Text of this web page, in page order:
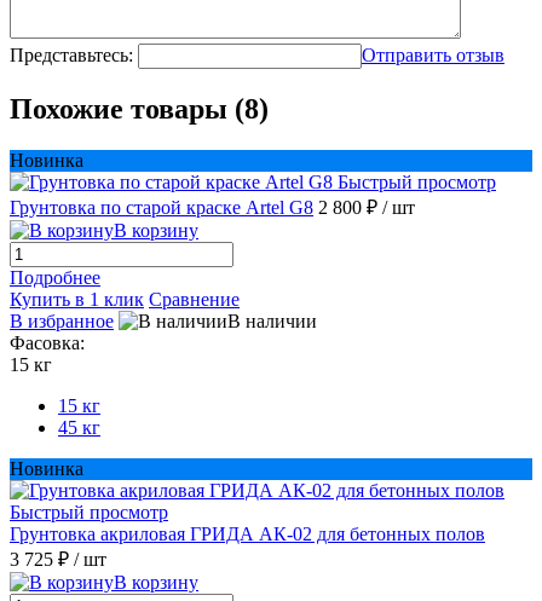
Представьтесь: Отправить отзыв
Похожие товары (8)
Новинка
Быстрый просмотр
Грунтовка по старой краске Artel G8 2 800 ₽ / шт
В корзину
Подробнее
Купить в 1 клик Сравнение
В избранное
В наличии
Фасовка:
15 кг
15 кг
45 кг
Новинка
Быстрый просмотр
Грунтовка акриловая ГРИДА АК-02 для бетонных полов
3 725 ₽ / шт
В корзину